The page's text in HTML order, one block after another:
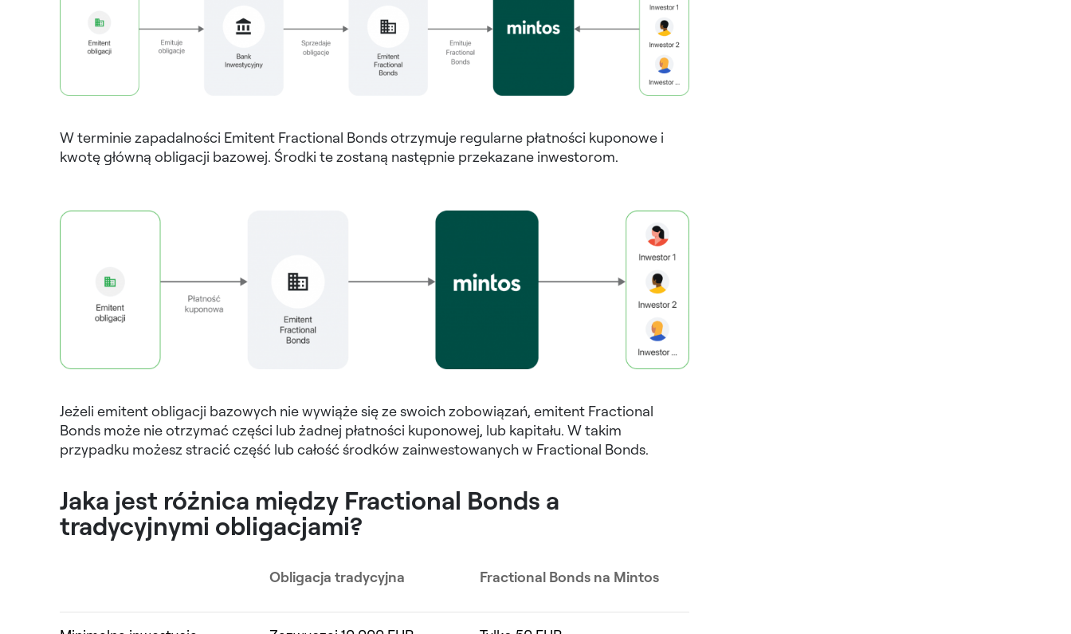
W terminie zapadalności Emitent Fractional Bonds otrzymuje regularne płatności kuponowe i
kwotę główną obligacji bazowej. Środki te zostaną następnie przekazane inwestorom.
Jeżeli emitent obligacji bazowych nie wywiąże się ze swoich zobowiązań, emitent Fractional
Bonds może nie otrzymać części lub żadnej płatności kuponowej, lub kapitału. W takim
przypadku możesz stracić część lub całość środków zainwestowanych w Fractional Bonds.
Jaka jest różnica między Fractional Bonds a
tradycyjnymi obligacjami?
Obligacja tradycyjna Fractional Bonds na Mintos